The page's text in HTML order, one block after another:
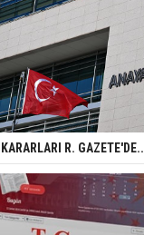
R. GAZETE'DE..